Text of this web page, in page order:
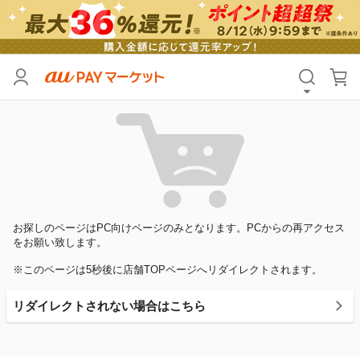
お探しのページはPC向けページのみとなります。PCからの再アクセス
をお願い致します。
※このページは5秒後に店舗TOPページへリダイレクトされます。
リダイレクトされない場合はこちら